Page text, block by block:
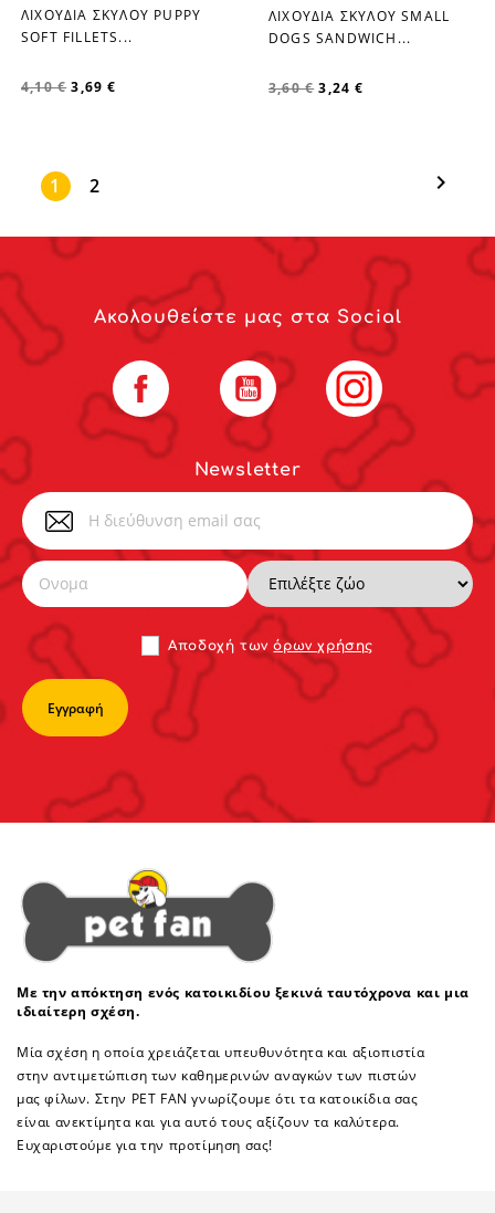
favorite_border
ΛΙΧΟΥΔΙΑ ΣΚΥΛΟΥ PUPPY
SOFT FILLETS...
4,10 € 3,69 €
favorite_border
ΛΙΧΟΥΔΙΑ ΣΚΥΛΟΥ SMALL
DOGS SANDWICH...
3,60 € 3,24 €
1 2 
Newsletter
Αποδoχή τωνόρων χρήσης
Ακολουθείστε μας στα Social
Facebook YouTube Instagram
Με την απόκτηση ενός κατοικιδίου ξεκινά ταυτόχρονα και μια
ιδιαίτερη σχέση.
Μία σχέση η οποία χρειάζεται υπευθυνότητα και αξιοπιστία
στην αντιμετώπιση των καθημερινών αναγκών των πιστών
μας φίλων. Στην PET FAN γνωρίζουμε ότι τα κατοικίδια σας
είναι ανεκτίμητα και για αυτό τους αξίζουν τα καλύτερα.
Ευχαριστούμε για την προτίμηση σας!